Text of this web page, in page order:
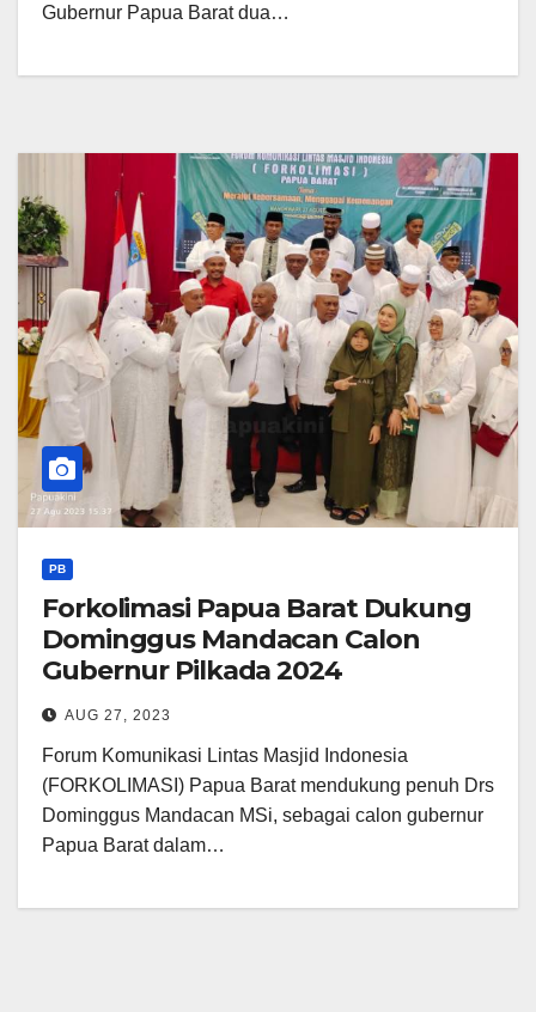
Gubernur Papua Barat dua…
PB
Forkolimasi Papua Barat Dukung
Dominggus Mandacan Calon
Gubernur Pilkada 2024
AUG 27, 2023
Forum Komunikasi Lintas Masjid Indonesia
(FORKOLIMASI) Papua Barat mendukung penuh Drs
Dominggus Mandacan MSi, sebagai calon gubernur
Papua Barat dalam…